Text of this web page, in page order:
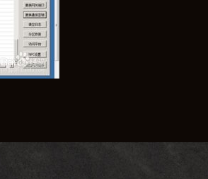
全可靠，但可能需要等待一定时间才能到账。